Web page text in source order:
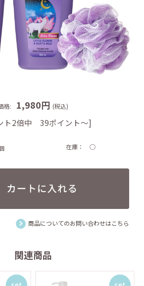
格: 1,980円 (税込)
ト2倍中 39ポイント～]
在庫 ○
商品についてのお問い合わせはこちら
関連商品